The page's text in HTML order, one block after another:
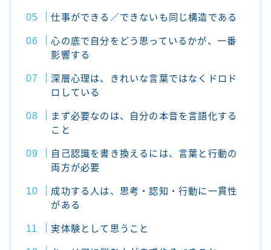
仕事ができる／できないも同じ構造である
心の底で自分をどう思っているかが、一番
影響する
深層心理は、きれいな言葉ではなくドロド
ロしている
まず必要なのは、自分の本音を言語化する
こと
自己認識を書き換えるには、言葉と行動の
両方が必要
成功する人は、思考・認知・行動に一貫性
がある
実体験として思うこと